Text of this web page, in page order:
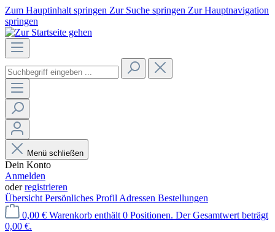
Zum Hauptinhalt springen Zur Suche springen Zur Hauptnavigation
springen
Menü schließen
Dein Konto
Anmelden
oderregistrieren
Übersicht Persönliches Profil Adressen Bestellungen
0,00 € Warenkorb enthält 0 Positionen. Der Gesamtwert beträgt
0,00 €.